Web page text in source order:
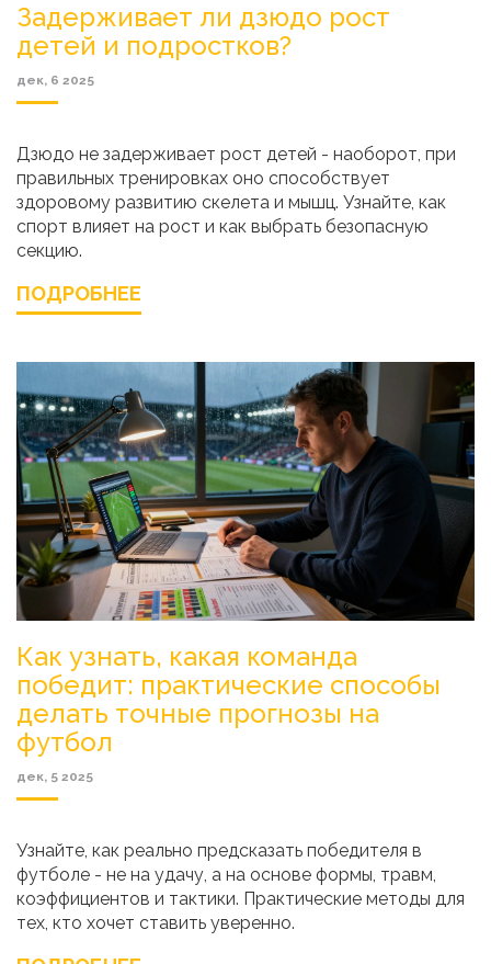
Задерживает ли дзюдо рост
детей и подростков?
дек, 6 2025
Дзюдо не задерживает рост детей - наоборот, при
правильных тренировках оно способствует
здоровому развитию скелета и мышц. Узнайте, как
спорт влияет на рост и как выбрать безопасную
секцию.
ПОДРОБНЕЕ
Как узнать, какая команда
победит: практические способы
делать точные прогнозы на
футбол
дек, 5 2025
Узнайте, как реально предсказать победителя в
футболе - не на удачу, а на основе формы, травм,
коэффициентов и тактики. Практические методы для
тех, кто хочет ставить уверенно.